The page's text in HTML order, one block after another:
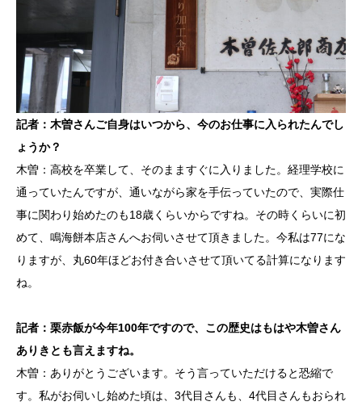
記者：木曽さんご自身はいつから、今のお仕事に入られたんでし
ょうか？
木曽：高校を卒業して、そのまますぐに入りました。経理学校に
通っていたんですが、通いながら家を手伝っていたので、実際仕
事に関わり始めたのも18歳くらいからですね。その時くらいに初
めて、鳴海餅本店さんへお伺いさせて頂きました。今私は77にな
りますが、丸60年ほどお付き合いさせて頂いてる計算になります
ね。
記者：栗赤飯が今年100年ですので、この歴史はもはや木曽さん
ありきとも言えますね。
木曽：ありがとうございます。そう言っていただけると恐縮で
す。私がお伺いし始めた頃は、3代目さんも、4代目さんもおられ